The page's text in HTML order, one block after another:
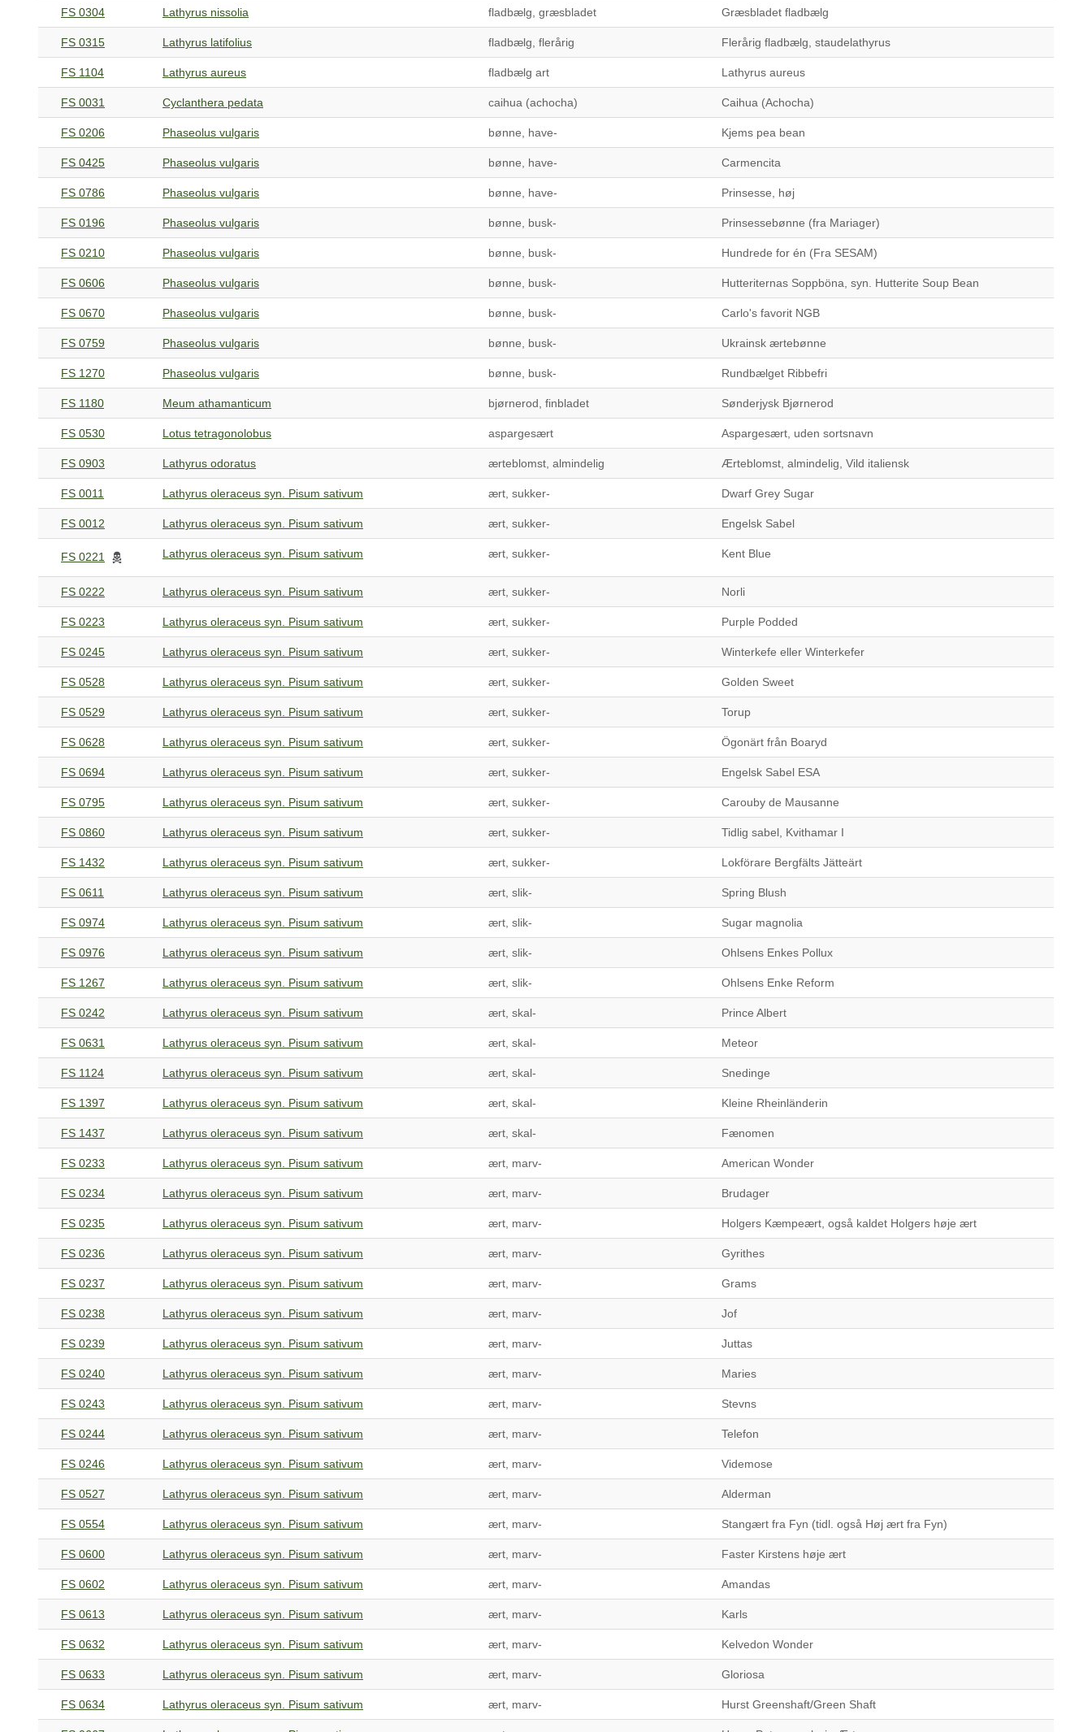
FS 0304 Lathyrus nissolia fladbælg, græsbladet Græsbladet fladbælg
FS 0315 Lathyrus latifolius fladbælg, flerårig Flerårig fladbælg, staudelathyrus
FS 1104 Lathyrus aureus fladbælg art Lathyrus aureus
FS 0031 Cyclanthera pedata caihua (achocha) Caihua (Achocha)
FS 0206 Phaseolus vulgaris bønne, have- Kjems pea bean
FS 0425 Phaseolus vulgaris bønne, have- Carmencita
FS 0786 Phaseolus vulgaris bønne, have- Prinsesse, høj
FS 0196 Phaseolus vulgaris bønne, busk- Prinsessebønne (fra Mariager)
FS 0210 Phaseolus vulgaris bønne, busk- Hundrede for én (Fra SESAM)
FS 0606 Phaseolus vulgaris bønne, busk- Hutteriternas Soppböna, syn. Hutterite Soup Bean
FS 0670 Phaseolus vulgaris bønne, busk- Carlo's favorit NGB
FS 0759 Phaseolus vulgaris bønne, busk- Ukrainsk ærtebønne
FS 1270 Phaseolus vulgaris bønne, busk- Rundbælget Ribbefri
FS 1180 Meum athamanticum bjørnerod, finbladet Sønderjysk Bjørnerod
FS 0530 Lotus tetragonolobus aspargesært Aspargesært, uden sortsnavn
FS 0903 Lathyrus odoratus ærteblomst, almindelig Ærteblomst, almindelig, Vild italiensk
FS 0011 Lathyrus oleraceus syn. Pisum sativum ært, sukker- Dwarf Grey Sugar
FS 0012 Lathyrus oleraceus syn. Pisum sativum ært, sukker- Engelsk Sabel
FS 0221 Lathyrus oleraceus syn. Pisum sativum ært, sukker- Kent Blue
FS 0222 Lathyrus oleraceus syn. Pisum sativum ært, sukker- Norli
FS 0223 Lathyrus oleraceus syn. Pisum sativum ært, sukker- Purple Podded
FS 0245 Lathyrus oleraceus syn. Pisum sativum ært, sukker- Winterkefe eller Winterkefer
FS 0528 Lathyrus oleraceus syn. Pisum sativum ært, sukker- Golden Sweet
FS 0529 Lathyrus oleraceus syn. Pisum sativum ært, sukker- Torup
FS 0628 Lathyrus oleraceus syn. Pisum sativum ært, sukker- Ögonärt från Boaryd
FS 0694 Lathyrus oleraceus syn. Pisum sativum ært, sukker- Engelsk Sabel ESA
FS 0795 Lathyrus oleraceus syn. Pisum sativum ært, sukker- Carouby de Mausanne
FS 0860 Lathyrus oleraceus syn. Pisum sativum ært, sukker- Tidlig sabel, Kvithamar I
FS 1432 Lathyrus oleraceus syn. Pisum sativum ært, sukker- Lokförare Bergfälts Jätteärt
FS 0611 Lathyrus oleraceus syn. Pisum sativum ært, slik- Spring Blush
FS 0974 Lathyrus oleraceus syn. Pisum sativum ært, slik- Sugar magnolia
FS 0976 Lathyrus oleraceus syn. Pisum sativum ært, slik- Ohlsens Enkes Pollux
FS 1267 Lathyrus oleraceus syn. Pisum sativum ært, slik- Ohlsens Enke Reform
FS 0242 Lathyrus oleraceus syn. Pisum sativum ært, skal- Prince Albert
FS 0631 Lathyrus oleraceus syn. Pisum sativum ært, skal- Meteor
FS 1124 Lathyrus oleraceus syn. Pisum sativum ært, skal- Snedinge
FS 1397 Lathyrus oleraceus syn. Pisum sativum ært, skal- Kleine Rheinländerin
FS 1437 Lathyrus oleraceus syn. Pisum sativum ært, skal- Fænomen
FS 0233 Lathyrus oleraceus syn. Pisum sativum ært, marv- American Wonder
FS 0234 Lathyrus oleraceus syn. Pisum sativum ært, marv- Brudager
FS 0235 Lathyrus oleraceus syn. Pisum sativum ært, marv- Holgers Kæmpeært, også kaldet Holgers høje ært
FS 0236 Lathyrus oleraceus syn. Pisum sativum ært, marv- Gyrithes
FS 0237 Lathyrus oleraceus syn. Pisum sativum ært, marv- Grams
FS 0238 Lathyrus oleraceus syn. Pisum sativum ært, marv- Jof
FS 0239 Lathyrus oleraceus syn. Pisum sativum ært, marv- Juttas
FS 0240 Lathyrus oleraceus syn. Pisum sativum ært, marv- Maries
FS 0243 Lathyrus oleraceus syn. Pisum sativum ært, marv- Stevns
FS 0244 Lathyrus oleraceus syn. Pisum sativum ært, marv- Telefon
FS 0246 Lathyrus oleraceus syn. Pisum sativum ært, marv- Videmose
FS 0527 Lathyrus oleraceus syn. Pisum sativum ært, marv- Alderman
FS 0554 Lathyrus oleraceus syn. Pisum sativum ært, marv- Stangært fra Fyn (tidl. også Høj ært fra Fyn)
FS 0600 Lathyrus oleraceus syn. Pisum sativum ært, marv- Faster Kirstens høje ært
FS 0602 Lathyrus oleraceus syn. Pisum sativum ært, marv- Amandas
FS 0613 Lathyrus oleraceus syn. Pisum sativum ært, marv- Karls
FS 0632 Lathyrus oleraceus syn. Pisum sativum ært, marv- Kelvedon Wonder
FS 0633 Lathyrus oleraceus syn. Pisum sativum ært, marv- Gloriosa
FS 0634 Lathyrus oleraceus syn. Pisum sativum ært, marv- Hurst Greenshaft/Green Shaft